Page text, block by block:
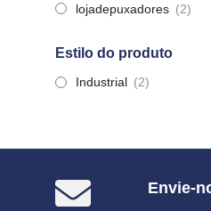
lojadepuxadores (2)
Estilo do produto
Industrial (2)
Envie-